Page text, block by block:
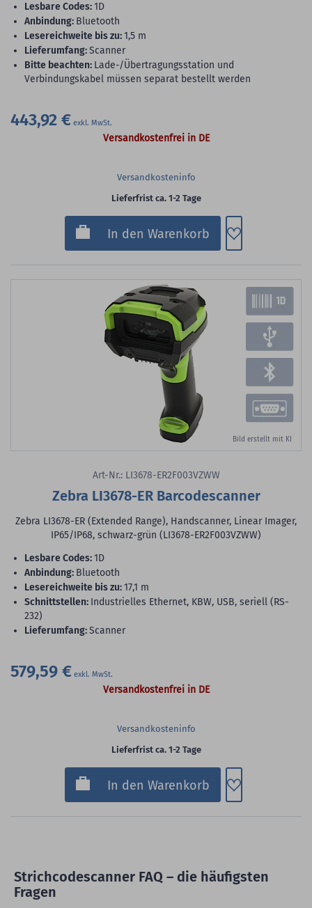
lesbare Codes:1D
Anbindung: Bluetooth
Lesereichweite bis zu:1,5 m
Lieferumfang:Scanner
Bitte beachten: Lade-/Übertragungsstation und
Verbindungskabel müssen separat bestellt werden
443,92 €
Versandkostenfrei in DE
Versandkosteninfo
Lieferfrist ca. 1-2 Tage
In den Warenkorb Zum
Bild erstellt mit KI
Art-Nr.: LI3678-ER2F003VZWW
Zebra LI3678-ER Barcodescanner
Zebra LI3678-ER (Extended Range), Handscanner, Linear Imager,
IP65/IP68, schwarz-grün (LI3678-ER2F003VZWW)
lesbare Codes:1D
Anbindung: Bluetooth
Lesereichweite bis zu:17,1 m
Schnittstellen: Industrielles Ethernet, KBW, USB, seriell (RS-
232)
Lieferumfang:Scanner
579,59 €
Versandkostenfrei in DE
Versandkosteninfo
Lieferfrist ca. 1-2 Tage
In den Warenkorb Zum
Strichcodescanner FAQ – die häufigsten
Fragen